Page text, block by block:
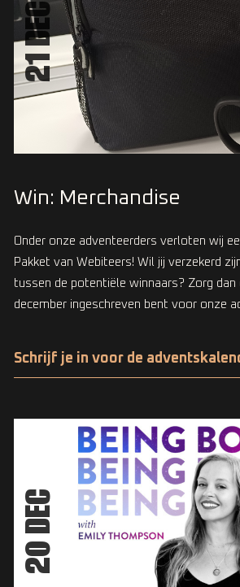
Win: Merchandise
Onder onze adventeerders verloten wij
Pakket van Webiteers! Wil jij verzekerd
tussen de potentiële winnaars? Zorg dan
december ingeschreven bent voor onze
Schrijf je in voor de
21 DEC
20 DEC